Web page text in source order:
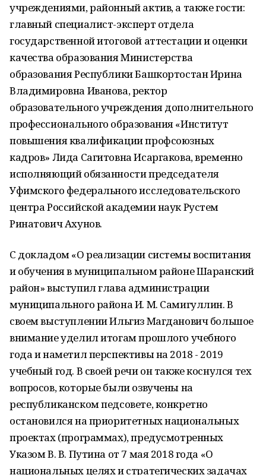
учреждениями, районный актив, а также гости:
главный специалист-эксперт отдела
государственной итоговой аттестации и оценки
качества образования Министерства
образования Республики Башкортостан Ирина
Владимировна Иванова, ректор
образовательного учреждения дополнительного
профессионального образования «Институт
повышения квалификации профсоюзных
кадров» Лида Сагитовна Исаргакова, временно
исполняющий обязанности председателя
Уфимского федерального исследовательского
центра Российской академии наук Рустем
Ринатович Ахунов.
С докладом «О реализации системы воспитания
и обучения в муниципальном районе Шаранский
район» выступил глава администрации
муниципального района И. М. Самигуллин. В
своем выступлении Ильгиз Магданович большое
внимание уделил итогам прошлого учебного
года и наметил перспективы на 2018 - 2019
учебный год. В своей речи он также коснулся тех
вопросов, которые были озвучены на
республиканском педсовете, конкретно
остановился на приоритетных национальных
проектах (программах), предусмотренных
Указом В. В. Путина от 7 мая 2018 года «О
национальных целях и стратегических задачах